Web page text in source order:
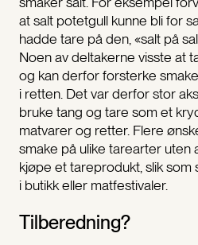
at salt potetgull kunne bli for
hadde tare på den, «salt på
Noen av deltakerne visste at
og kan derfor forsterke
i retten. Det var derfor stor
bruke tang og tare som et
matvarer og retter. Flere
smake på ulike tarearter uten
kjøpe et tareprodukt, slik
i butikk eller matfestivaler.
Tilberedning?